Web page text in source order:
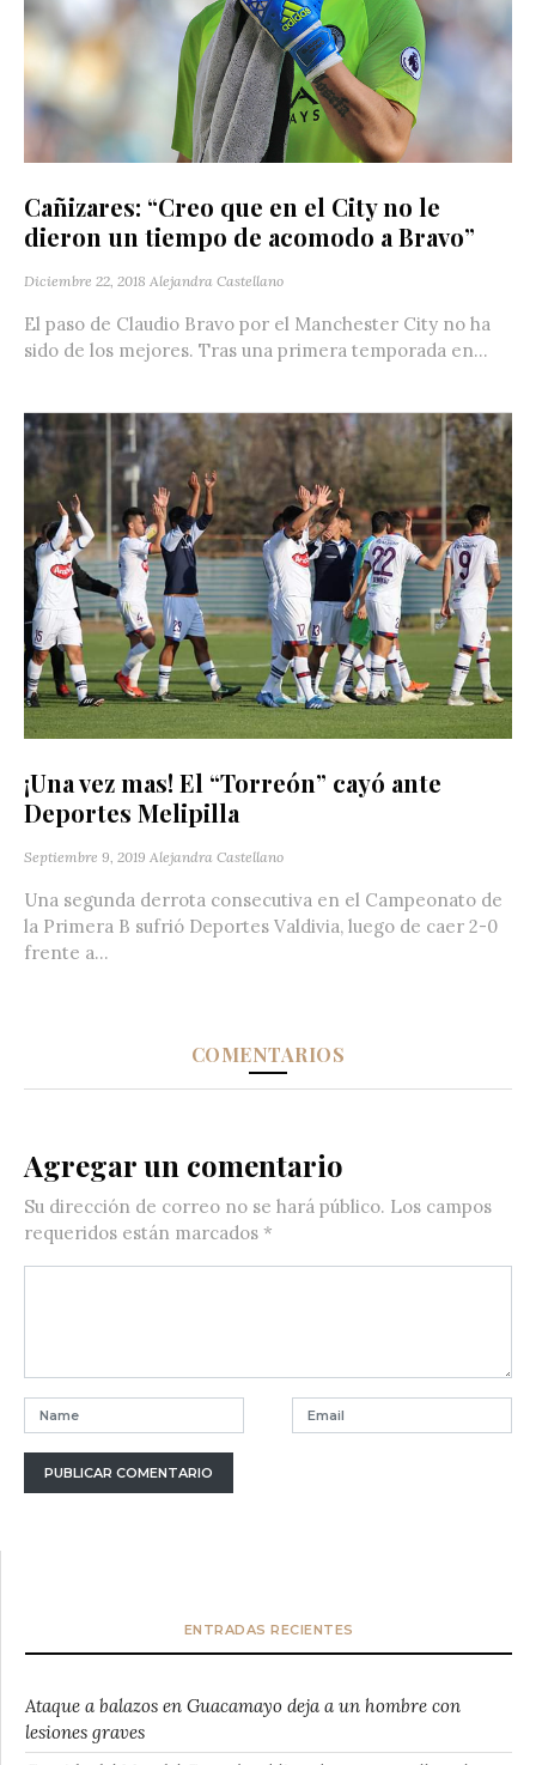
Cañizares: “Creo que en el City no le
dieron un tiempo de acomodo a Bravo”
Diciembre 22, 2018 Alejandra Castellano
El paso de Claudio Bravo por el Manchester City no ha
sido de los mejores. Tras una primera temporada en...
¡Una vez mas! El “Torreón” cayó ante
Deportes Melipilla
Septiembre 9, 2019 Alejandra Castellano
Una segunda derrota consecutiva en el Campeonato de
la Primera B sufrió Deportes Valdivia, luego de caer 2-0
frente a...
COMENTARIOS
Agregar un comentario
Su dirección de correo no se hará público. Los campos
requeridos están marcados *
ENTRADAS RECIENTES
Ataque a balazos en Guacamayo deja a un hombre con
lesiones graves